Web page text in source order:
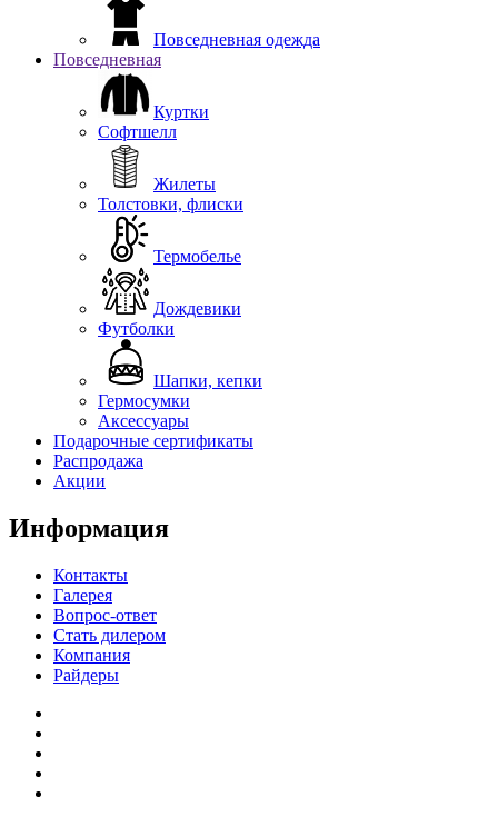
Повседневная одежда
Повседневная
Куртки
Софтшелл
Жилеты
Толстовки, флиски
Термобелье
Дождевики
Футболки
Шапки, кепки
Гермосумки
Аксессуары
Подарочные сертификаты
Распродажа
Акции
Информация
Контакты
Галерея
Вопрос-ответ
Стать дилером
Компания
Райдеры